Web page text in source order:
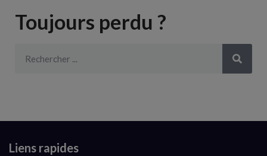
Toujours perdu ?
Liens rapides